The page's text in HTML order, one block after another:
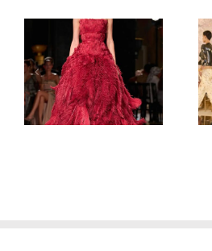
Elie Saab
Haute
Couture
Herbst/Winter
2026/27